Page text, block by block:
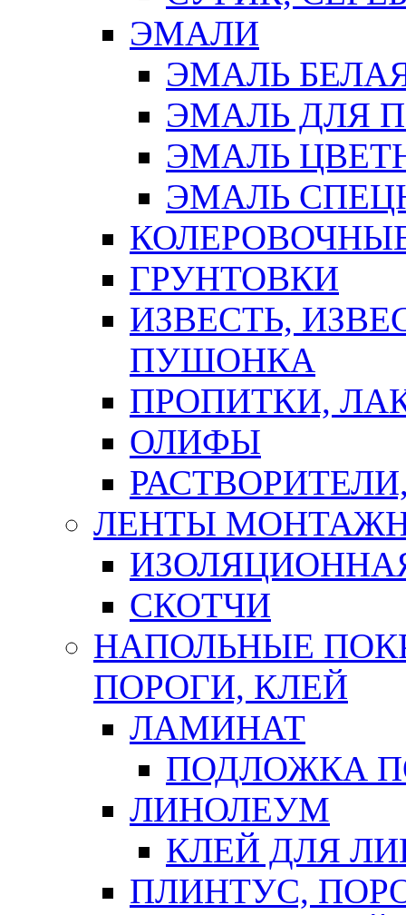
ЭМАЛИ
ЭМАЛЬ
ЭМАЛЬ ДЛЯ
ЭМАЛЬ
ЭМАЛЬ
ГРУНТОВКИ
ИЗВЕСТЬ,
ПУШОНКА
ПРОПИТКИ,
ОЛИФЫ
ЛЕНТЫ
СКОТЧИ
НАПОЛЬНЫЕ
ПОРОГИ, КЛЕЙ
ЛАМИНАТ
ПОДЛОЖКА
ЛИНОЛЕУМ
КЛЕЙ ДЛЯ
ПЛИНТУС,